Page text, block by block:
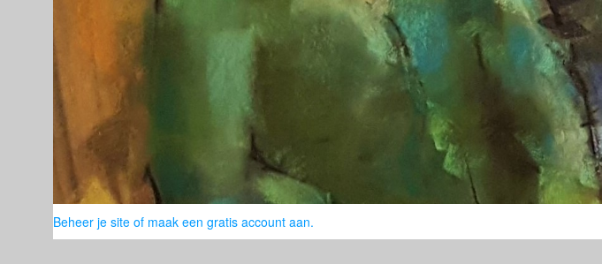
Beheer je site of maak een gratis account aan.